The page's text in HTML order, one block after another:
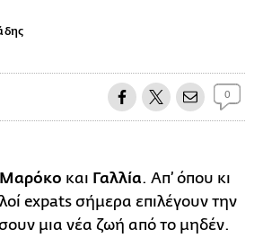
0
Μαρόκο και Γαλλία. Απ’ όπου κι
expats σήμερα επιλέγουν την
μια νέα ζωή από το μηδέν.